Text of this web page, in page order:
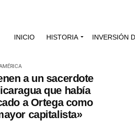
INICIO HISTORIA INVERSIÓN
a un sacerdote
que había
a Ortega como
capitalista»